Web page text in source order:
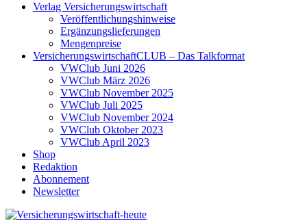
Verlag Versicherungswirtschaft
Veröffentlichungshinweise
Ergänzungslieferungen
Mengenpreise
VersicherungswirtschaftCLUB – Das Talkformat
VWClub Juni 2026
VWClub März 2026
VWClub November 2025
VWClub Juli 2025
VWClub November 2024
VWClub Oktober 2023
VWClub April 2023
Shop
Redaktion
Abonnement
Newsletter